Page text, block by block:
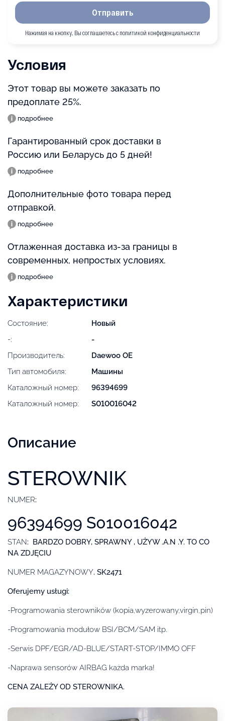
Отправить
Нажимая на кнопку, Вы соглашаетесь с политикой конфиденциальности
Условия
Этот товар вы можете заказать по
предоплате 25%.
подробнее
Гарантированный срок доставки в
Россию или Беларусь до 5 дней!
подробнее
Дополнительные фото товара перед
отправкой.
подробнее
Отлаженная доставка из-за границы в
современных, непростых условиях.
подробнее
Характеристики
Состояние:
Новый
-:
-
Производитель:
Daewoo OE
Тип автомобиля:
Машины
Каталожный номер:
96394699
Каталожный номер:
S010016042
Описание
STEROWNIK
NUMER:
96394699 S010016042
STAN: BARDZO DOBRY, SPRAWNY , UŻYW .A.N .Y. TO CO
NA ZDJĘCIU
NUMER MAGAZYNOWY. SK2471
Oferujemy usługi:
-Programowania sterowników (kopia,wyzerowany,virgin,pin)
-Programowania modułow BSI/BCM/SAM itp.
-Serwis DPF/EGR/AD-BLUE/START-STOP/IMMO OFF
-Naprawa sensorów AIRBAG każda marka!
CENA ZALEŻY OD STEROWNIKA.